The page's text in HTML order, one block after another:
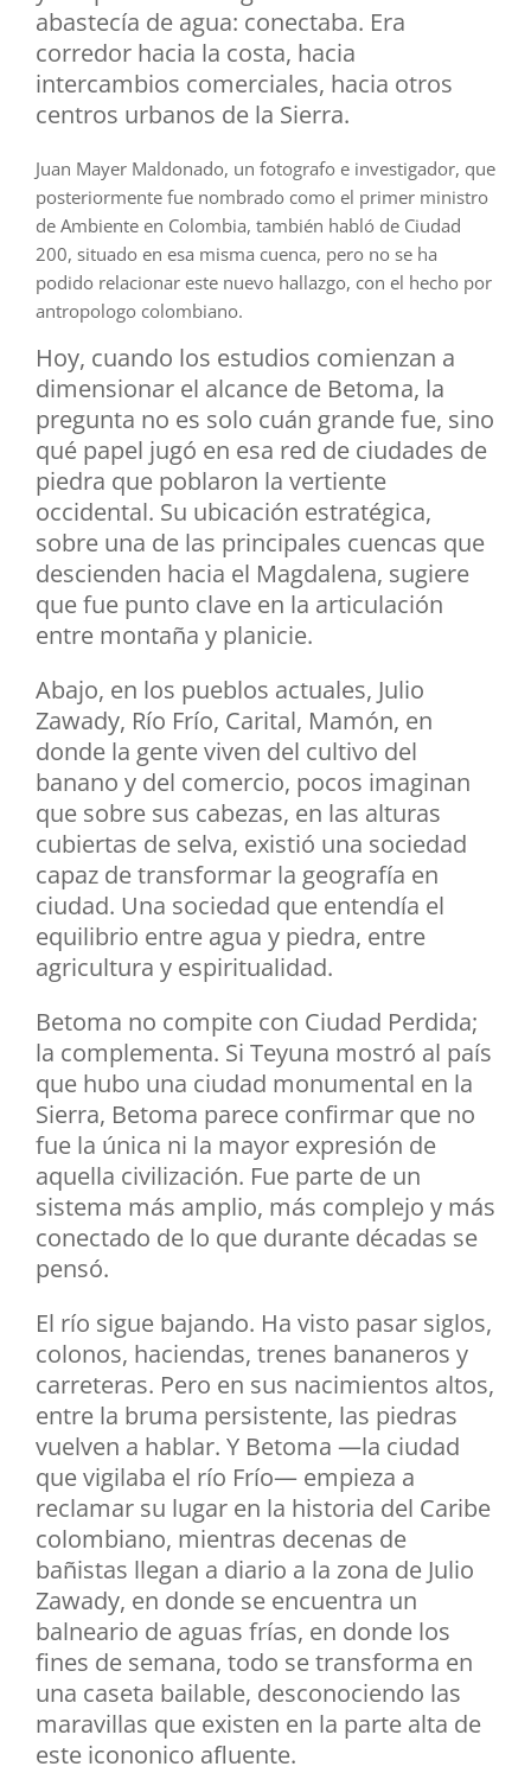
abastecía de agua: conectaba. Era
corredor hacia la costa, hacia
intercambios comerciales, hacia otros
centros urbanos de la Sierra.
Juan Mayer Maldonado, un fotografo e investigador, que
posteriormente fue nombrado como el primer ministro
de Ambiente en Colombia, también habló de Ciudad
200, situado en esa misma cuenca, pero no se ha
podido relacionar este nuevo hallazgo, con el hecho por
antropologo colombiano.
Hoy, cuando los estudios comienzan a
dimensionar el alcance de Betoma, la
pregunta no es solo cuán grande fue, sino
qué papel jugó en esa red de ciudades de
piedra que poblaron la vertiente
occidental. Su ubicación estratégica,
sobre una de las principales cuencas que
descienden hacia el Magdalena, sugiere
que fue punto clave en la articulación
entre montaña y planicie.
Abajo, en los pueblos actuales, Julio
Zawady, Río Frío, Carital, Mamón, en
donde la gente viven del cultivo del
banano y del comercio, pocos imaginan
que sobre sus cabezas, en las alturas
cubiertas de selva, existió una sociedad
capaz de transformar la geografía en
ciudad. Una sociedad que entendía el
equilibrio entre agua y piedra, entre
agricultura y espiritualidad.
Betoma no compite con Ciudad Perdida;
la complementa. Si Teyuna mostró al país
que hubo una ciudad monumental en la
Sierra, Betoma parece confirmar que no
fue la única ni la mayor expresión de
aquella civilización. Fue parte de un
sistema más amplio, más complejo y más
conectado de lo que durante décadas se
pensó.
El río sigue bajando. Ha visto pasar siglos,
colonos, haciendas, trenes bananeros y
carreteras. Pero en sus nacimientos altos,
entre la bruma persistente, las piedras
vuelven a hablar. Y Betoma —la ciudad
que vigilaba el río Frío— empieza a
reclamar su lugar en la historia del Caribe
colombiano, mientras decenas de
bañistas llegan a diario a la zona de Julio
Zawady, en donde se encuentra un
balneario de aguas frías, en donde los
fines de semana, todo se transforma en
una caseta bailable, desconociendo las
maravillas que existen en la parte alta de
este icononico afluente.